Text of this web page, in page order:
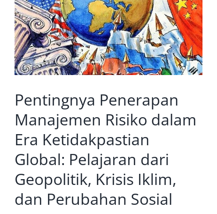
Prosiding
Kontak Kami
Pentingnya Penerapan
Manajemen Risiko dalam
Era Ketidakpastian
Global: Pelajaran dari
Geopolitik, Krisis Iklim,
dan Perubahan Sosial